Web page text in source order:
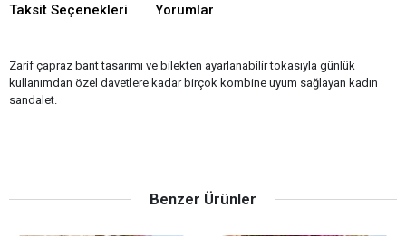
Taksit Seçenekleri Yorumlar
Zarif çapraz bant tasarımı ve bilekten ayarlanabilir tokasıyla günlük
kullanımdan özel davetlere kadar birçok kombine uyum sağlayan kadın
sandalet.
Benzer Ürünler